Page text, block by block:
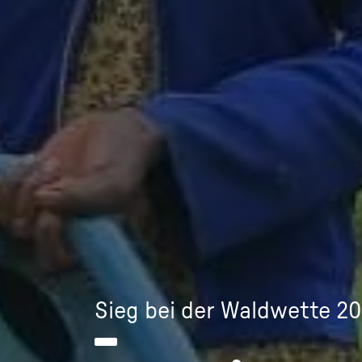
Sieg bei der Waldwette